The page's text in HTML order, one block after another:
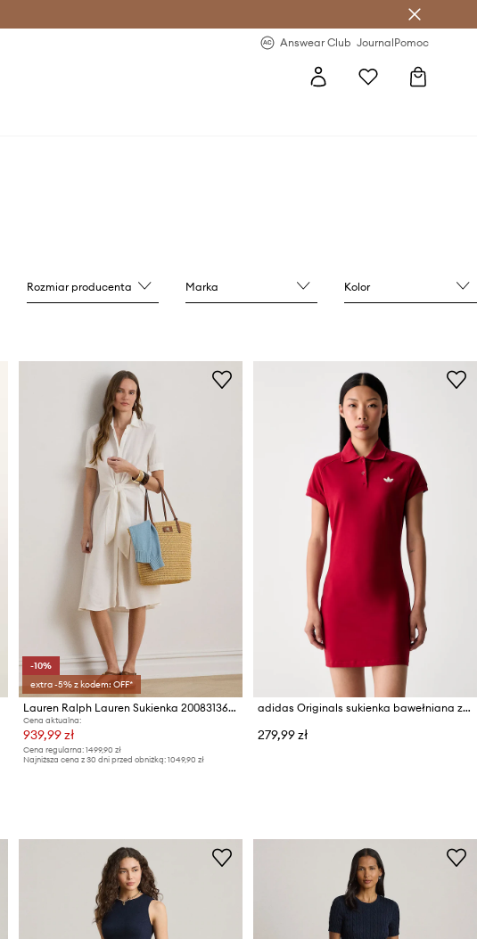
Answear Club JournalPomoc
Rozmiar producenta Marka Kolor
-10%
extra -5% z kodem: OFF*
Lauren Ralph Lauren Sukienka 200831364001
Cena aktualna:
939,99 zł
Cena regularna: 1499,90 zł
Najniższa cena z 30 dni przed obniżką: 1049,90 zł
adidas Originals sukienka bawełniana z elastanem
279,99 zł